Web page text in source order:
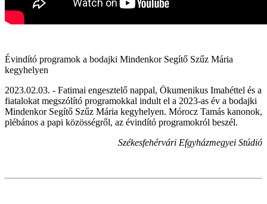
Évindító programok a bodajki Mindenkor Segítő Szűz Mária
kegyhelyen
2023.02.03. - Fatimai engesztelő nappal, Ökumenikus Imahéttel és a
fiatalokat megszólító programokkal indult el a 2023-as év a bodajki
Mindenkor Segítő Szűz Mária kegyhelyen. Mórocz Tamás kanonok,
plébános a papi közösségről, az évindító programokról beszél.
Székesfehérvári Efgyházmegyei Stúdió